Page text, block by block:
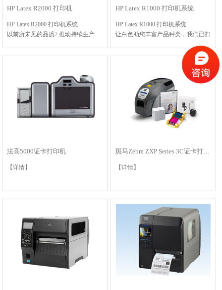
HP Latex R2000 打印机
HP Latex R2000 打印机系统
以前所未见的品质7 推动持续生产
效率
HP Latex R1000 打印机系统
HP Latex R1000 打印机系统
让白色助您丰富产品种类，我们已扫
将多种功能集于一体，满足高价值作
【详情】
法高5000证卡打印机
【详情】
斑马Zebra ZXP Series 3C证卡打印机
【详情】